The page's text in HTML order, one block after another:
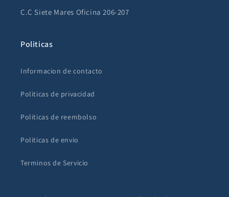
C.C Siete Mares Oficina 206-207
Politicas
Informacion de contacto
Politicas de privacidad
Politicas de reembolso
Politicas de envio
Terminos de Servicio